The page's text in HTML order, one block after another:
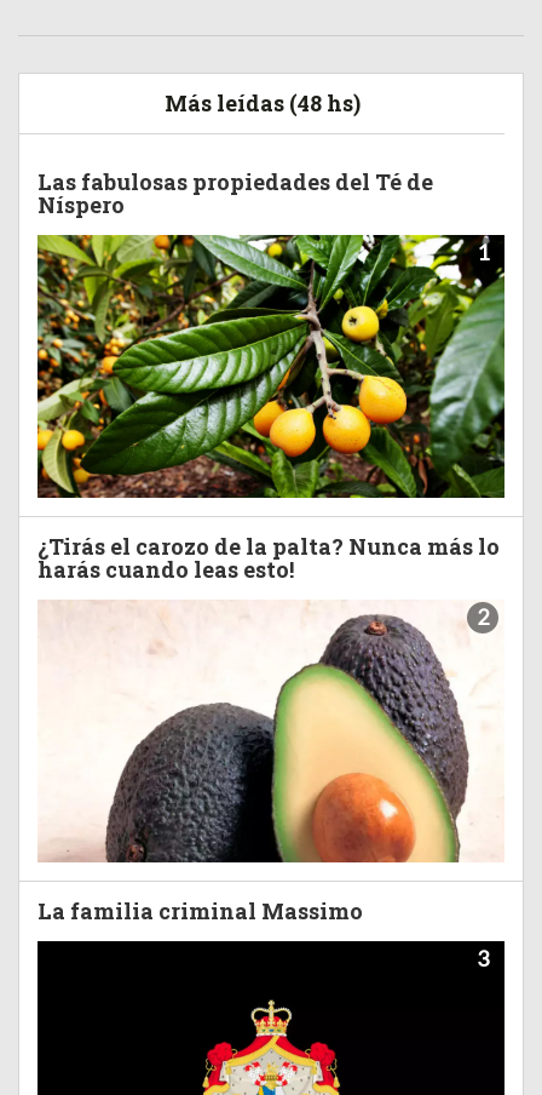
Más leídas (48 hs)
Las fabulosas propiedades del Té de
Níspero
1
¿Tirás el carozo de la palta? Nunca más lo
harás cuando leas esto!
2
La familia criminal Massimo
3